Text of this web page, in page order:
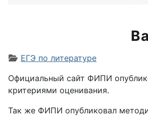
Информация о материале
ЕГЭ по литературе
Официальный сайт ФИПИ
критериями оценивания.
Так же ФИПИ опубликовал